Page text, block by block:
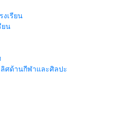
งเรียน
ยน
ลิศด้านกีฬาและศิลปะ